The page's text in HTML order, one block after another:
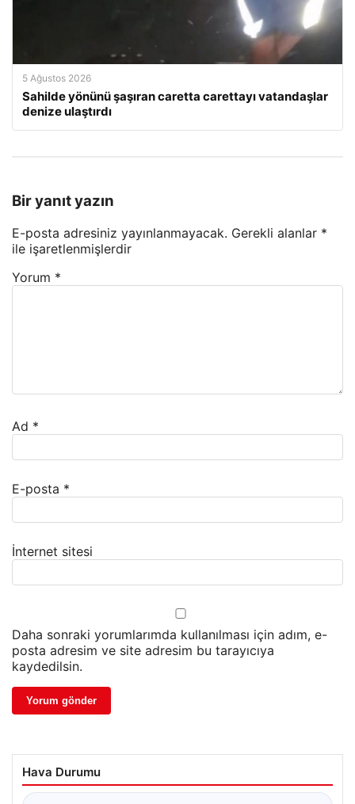
5 Ağustos 2026
Sahilde yönünü şaşıran caretta carettayı vatandaşlar
denize ulaştırdı
Bir yanıt yazın
E-posta adresiniz yayınlanmayacak. Gerekli alanlar *
ile işaretlenmişlerdir
Yorum *
Ad *
E-posta *
İnternet sitesi
Daha sonraki yorumlarımda kullanılması için adım, e-
posta adresim ve site adresim bu tarayıcıya
kaydedilsin.
Hava Durumu